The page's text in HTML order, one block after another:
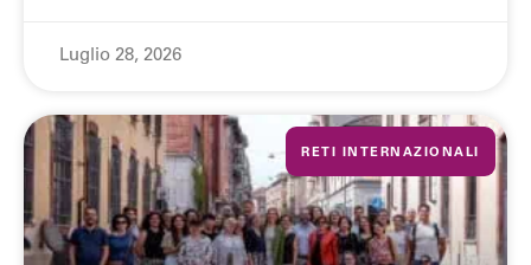
Luglio 28, 2026
RETI INTERNAZIONALI